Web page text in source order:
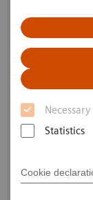
Necessary
Statistics
Cookie
paediatric
photon
essay